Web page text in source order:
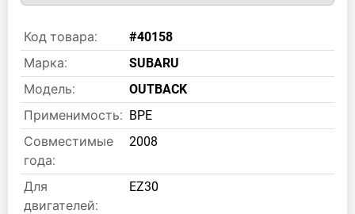
Код товара:
#40158
Марка:
SUBARU
Модель:
OUTBACK
Применимость: BPE
Совместимые
года:
2008
Для
двигателей:
EZ30